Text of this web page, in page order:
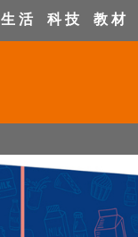
生 活 科 技 教 材